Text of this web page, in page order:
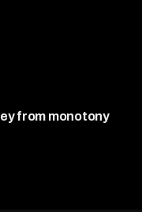
from monotony